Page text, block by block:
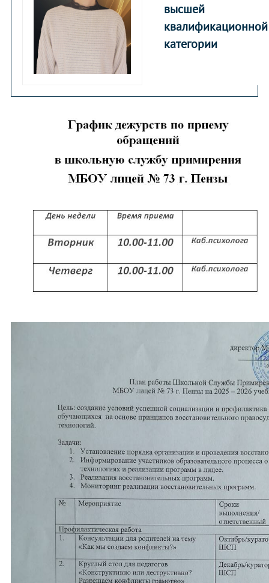
высшей
квалификационной
категории